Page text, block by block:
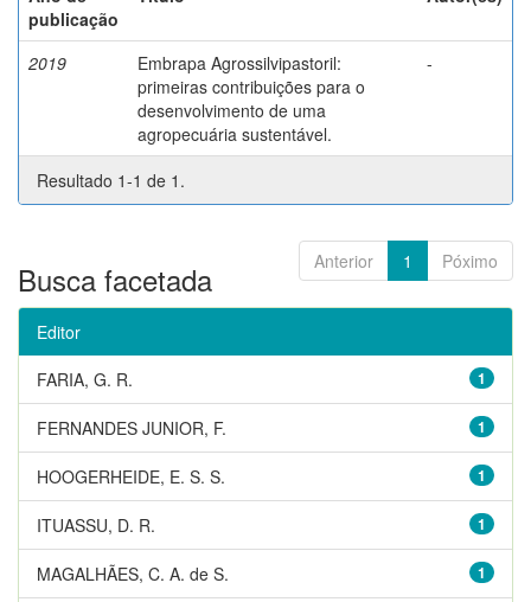
publicação
2019
Embrapa Agrossilvipastoril:
primeiras contribuições para o
desenvolvimento de uma
agropecuária sustentável.
-
Resultado 1-1 de 1.
Anterior 1 Póximo
Busca facetada
Editor
1
FARIA, G. R.
1
FERNANDES JUNIOR, F.
1
HOOGERHEIDE, E. S. S.
1
ITUASSU, D. R.
1
MAGALHÃES, C. A. de S.